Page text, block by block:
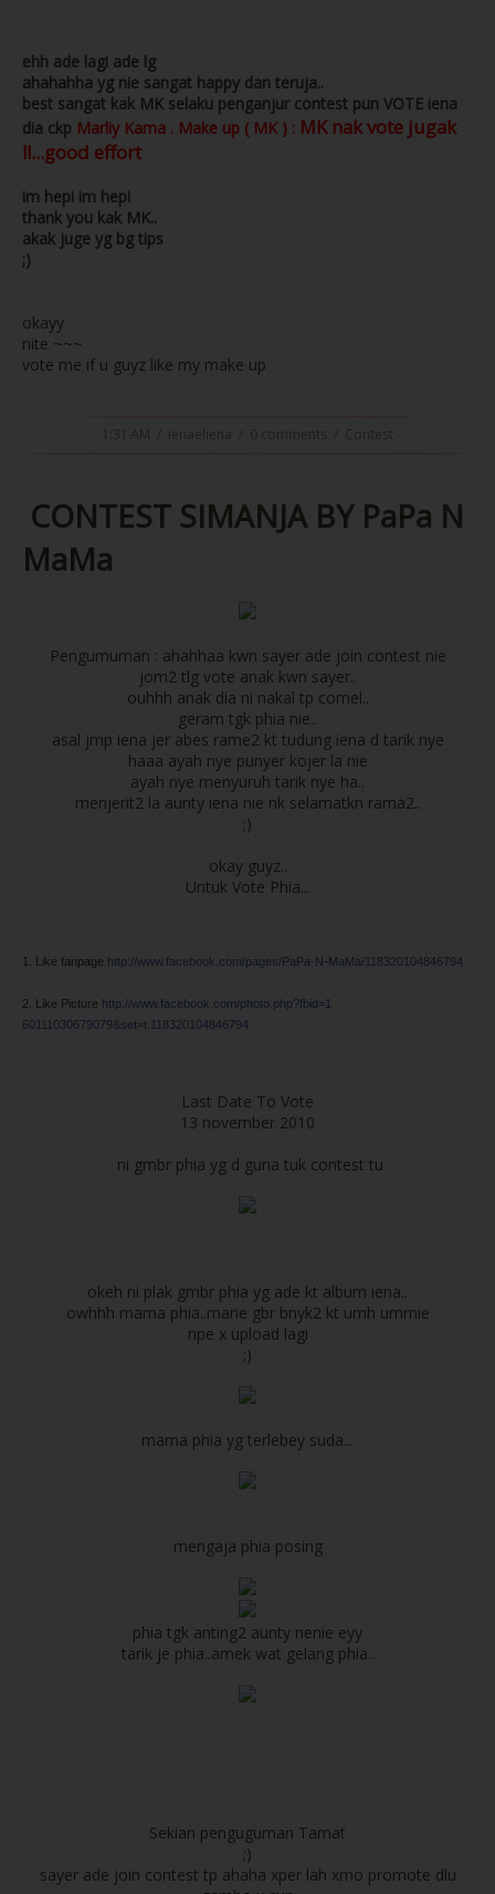
ehh ade lagi ade lg
ahahahha yg nie sangat happy dan teruja..
best sangat kak MK selaku penganjur contest pun VOTE iena
dia ckp Marliy Kama . Make up ( MK ) : MK nak vote jugak
!!...good effort
im hepi im hepi
thank you kak MK..
akak juge yg bg tips
;)
okayy
nite ~~~
vote me if u guyz like my make up
CONTEST SIMANJA BY PaPa N
MaMa
Pengumuman : ahahhaa kwn sayer ade join contest nie
jom2 tlg vote anak kwn sayer..
ouhhh anak dia ni nakal tp comel..
geram tgk phia nie..
asal jmp iena jer abes rame2 kt tudung iena d tarik nye
haaa ayah nye punyer kojer la nie
ayah nye menyuruh tarik nye ha..
menjerit2 la aunty iena nie nk selamatkn rama2..
;)
okay guyz..
Untuk Vote Phia...
1. Like fanpage http://www.facebook.com/pages/PaPa-N-MaMa/118320104846794
2. Like Picture http://www.facebook.com/photo.php?fbid=1
60111030679079&set=t.118320104846794
Last Date To Vote
13 november 2010
ni gmbr phia yg d guna tuk contest tu
okeh ni plak gmbr phia yg ade kt album iena..
owhhh mama phia..mane gbr bnyk2 kt umh ummie
npe x upload lagi
;)
mama phia yg terlebey suda...
mengaja phia posing
phia tgk anting2 aunty nenie eyy
tarik je phia..amek wat gelang phia..
Sekian penguguman Tamat
;)
sayer ade join contest tp ahaha xper lah xmo promote dlu